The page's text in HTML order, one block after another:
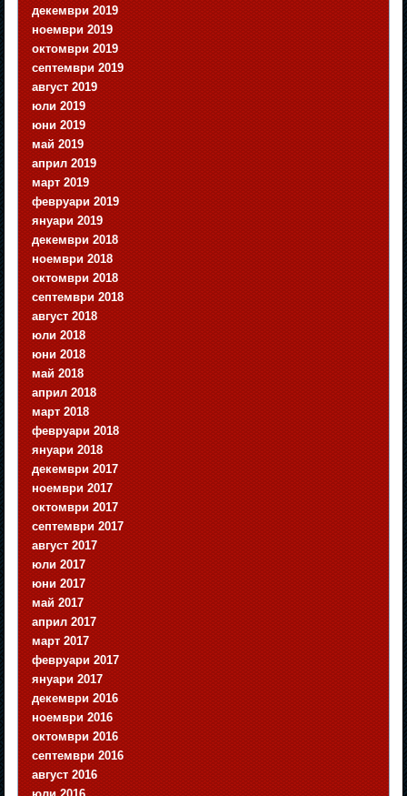
декември 2019
ноември 2019
октомври 2019
септември 2019
август 2019
юли 2019
юни 2019
май 2019
април 2019
март 2019
февруари 2019
януари 2019
декември 2018
ноември 2018
октомври 2018
септември 2018
август 2018
юли 2018
юни 2018
май 2018
април 2018
март 2018
февруари 2018
януари 2018
декември 2017
ноември 2017
октомври 2017
септември 2017
август 2017
юли 2017
юни 2017
май 2017
април 2017
март 2017
февруари 2017
януари 2017
декември 2016
ноември 2016
октомври 2016
септември 2016
август 2016